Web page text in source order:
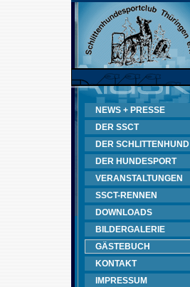
NEWS + PRESSE
DER SSCT
DER SCHLITTENHUND
DER HUNDESPORT
VERANSTALTUNGEN
SSCT-RENNEN
DOWNLOADS
BILDERGALERIE
GÄSTEBUCH
KONTAKT
IMPRESSUM